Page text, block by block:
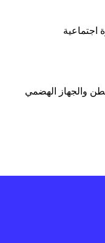
اجتماعية
والجهاز الهضمي